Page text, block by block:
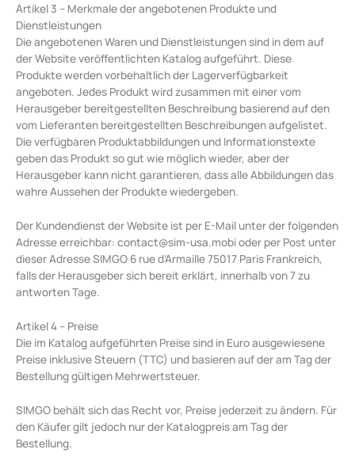
Artikel 3 – Merkmale der angebotenen Produkte und
Dienstleistungen
Die angebotenen Waren und Dienstleistungen sind in dem auf
der Website veröffentlichten Katalog aufgeführt. Diese
Produkte werden vorbehaltlich der Lagerverfügbarkeit
angeboten. Jedes Produkt wird zusammen mit einer vom
Herausgeber bereitgestellten Beschreibung basierend auf den
vom Lieferanten bereitgestellten Beschreibungen aufgelistet.
Die verfügbaren Produktabbildungen und Informationstexte
geben das Produkt so gut wie möglich wieder, aber der
Herausgeber kann nicht garantieren, dass alle Abbildungen das
wahre Aussehen der Produkte wiedergeben.
Der Kundendienst der Website ist per E-Mail unter der folgenden
Adresse erreichbar: contact@sim-usa.mobioder per Post unter
dieser Adresse SIMGO 6 rue d’Armaille 75017 Paris Frankreich,
falls der Herausgeber sich bereit erklärt, innerhalb von 7 zu
antworten Tage.
Artikel 4 – Preise
Die im Katalog aufgeführten Preise sind in Euro ausgewiesene
Preise inklusive Steuern (TTC) und basieren auf der am Tag der
Bestellung gültigen Mehrwertsteuer.
SIMGO behält sich das Recht vor, Preise jederzeit zu ändern. Für
den Käufer gilt jedoch nur der Katalogpreis am Tag der
Bestellung.